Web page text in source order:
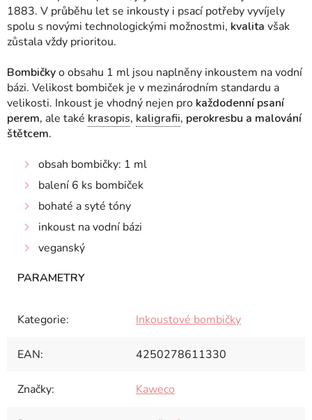
1883. V průběhu let se inkousty i psací potřeby vyvíjely
spolu s novými technologickými možnostmi, kvalita však
zůstala vždy prioritou.
Bombičkyo obsahu 1 ml jsou naplněny inkoustem na vodní
bázi. Velikost bombiček je v mezinárodním standardu a
velikosti. Inkoust je vhodný nejen pro každodenní psaní
perem, ale také krasopis, kaligrafii, perokresbu a malování
štětcem.
obsah bombičky: 1 ml
balení 6 ks bombiček
bohaté a syté tóny
inkoust na vodní bázi
veganský
Kategorie: Inkoustové bombičky
EAN: 4250278611330
Značky: Kaweco